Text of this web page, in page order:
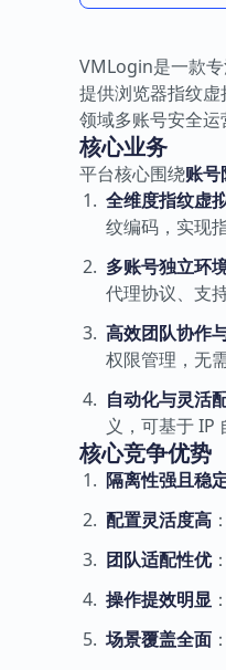
VMLogin是一款
提供浏览器指纹
领域多账号安全
核心业务
平台核心围绕账号
全维度指纹虚
纹编码，实现
多账号独立环
代理协议、支
高效团队协作
权限管理，无
自动化与灵活
义，可基于 IP
核心竞争优势
隔离性强且稳
配置灵活度高
团队适配性优
操作提效明显
场景覆盖全面